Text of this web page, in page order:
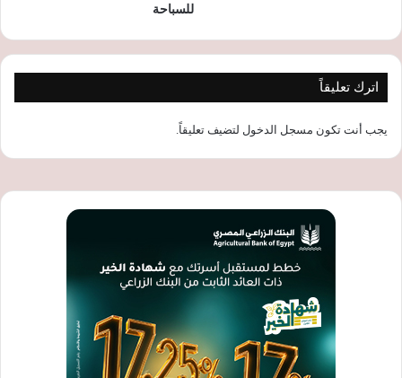
للسباحة
اترك تعليقاً
يجب أنت تكون مسجل الدخول لتضيف تعليقاً.